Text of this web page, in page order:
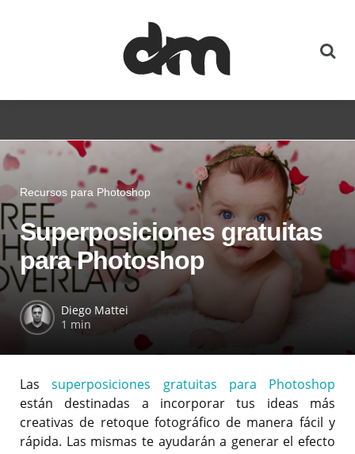
Recursos para Photoshop
Superposiciones gratuitas
para Photoshop
Diego Mattei
1 min
Lassuperposiciones gratuitas para Photoshop
están destinadas a incorporar tus ideas más
creativas de retoque fotográfico de manera fácil y
rápida. Las mismas te ayudarán a generar el efecto